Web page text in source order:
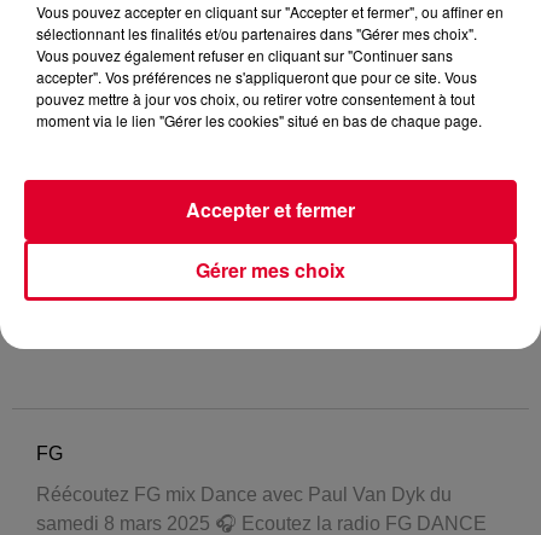
FG
Réécoutez FG mix Dance avec Paul Van Dyk du
samedi 8 mars 2025 🎧 Ecoutez la radio FG DANCE
Vous pouvez accepter en cliquant sur "Accepter et fermer", ou affiner en
sélectionnant les finalités et/ou partenaires dans "Gérer mes choix".
Vous pouvez également refuser en cliquant sur "Continuer sans
accepter". Vos préférences ne s'appliqueront que pour ce site. Vous
pouvez mettre à jour vos choix, ou retirer votre consentement à tout
moment via le lien "Gérer les cookies" situé en bas de chaque page.
Gérer mes choix
Accepter et fermer